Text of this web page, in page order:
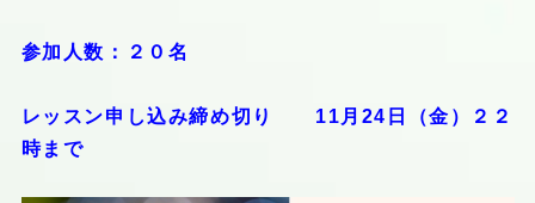
参加人数：２０名
レッスン申し込み締め切り 11月24日（金）２２
時まで